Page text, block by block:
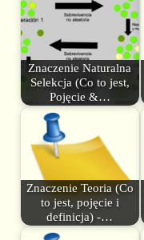
Znaczenie Naturalna
Selekcja (Co to jest,
Pojęcie &…
Znaczenie Teoria (Co
to jest, pojęcie i
definicja) -…